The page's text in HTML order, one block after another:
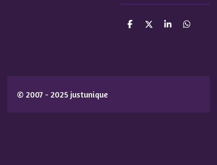
D
D
S
D
© 2007 - 2025 justunique